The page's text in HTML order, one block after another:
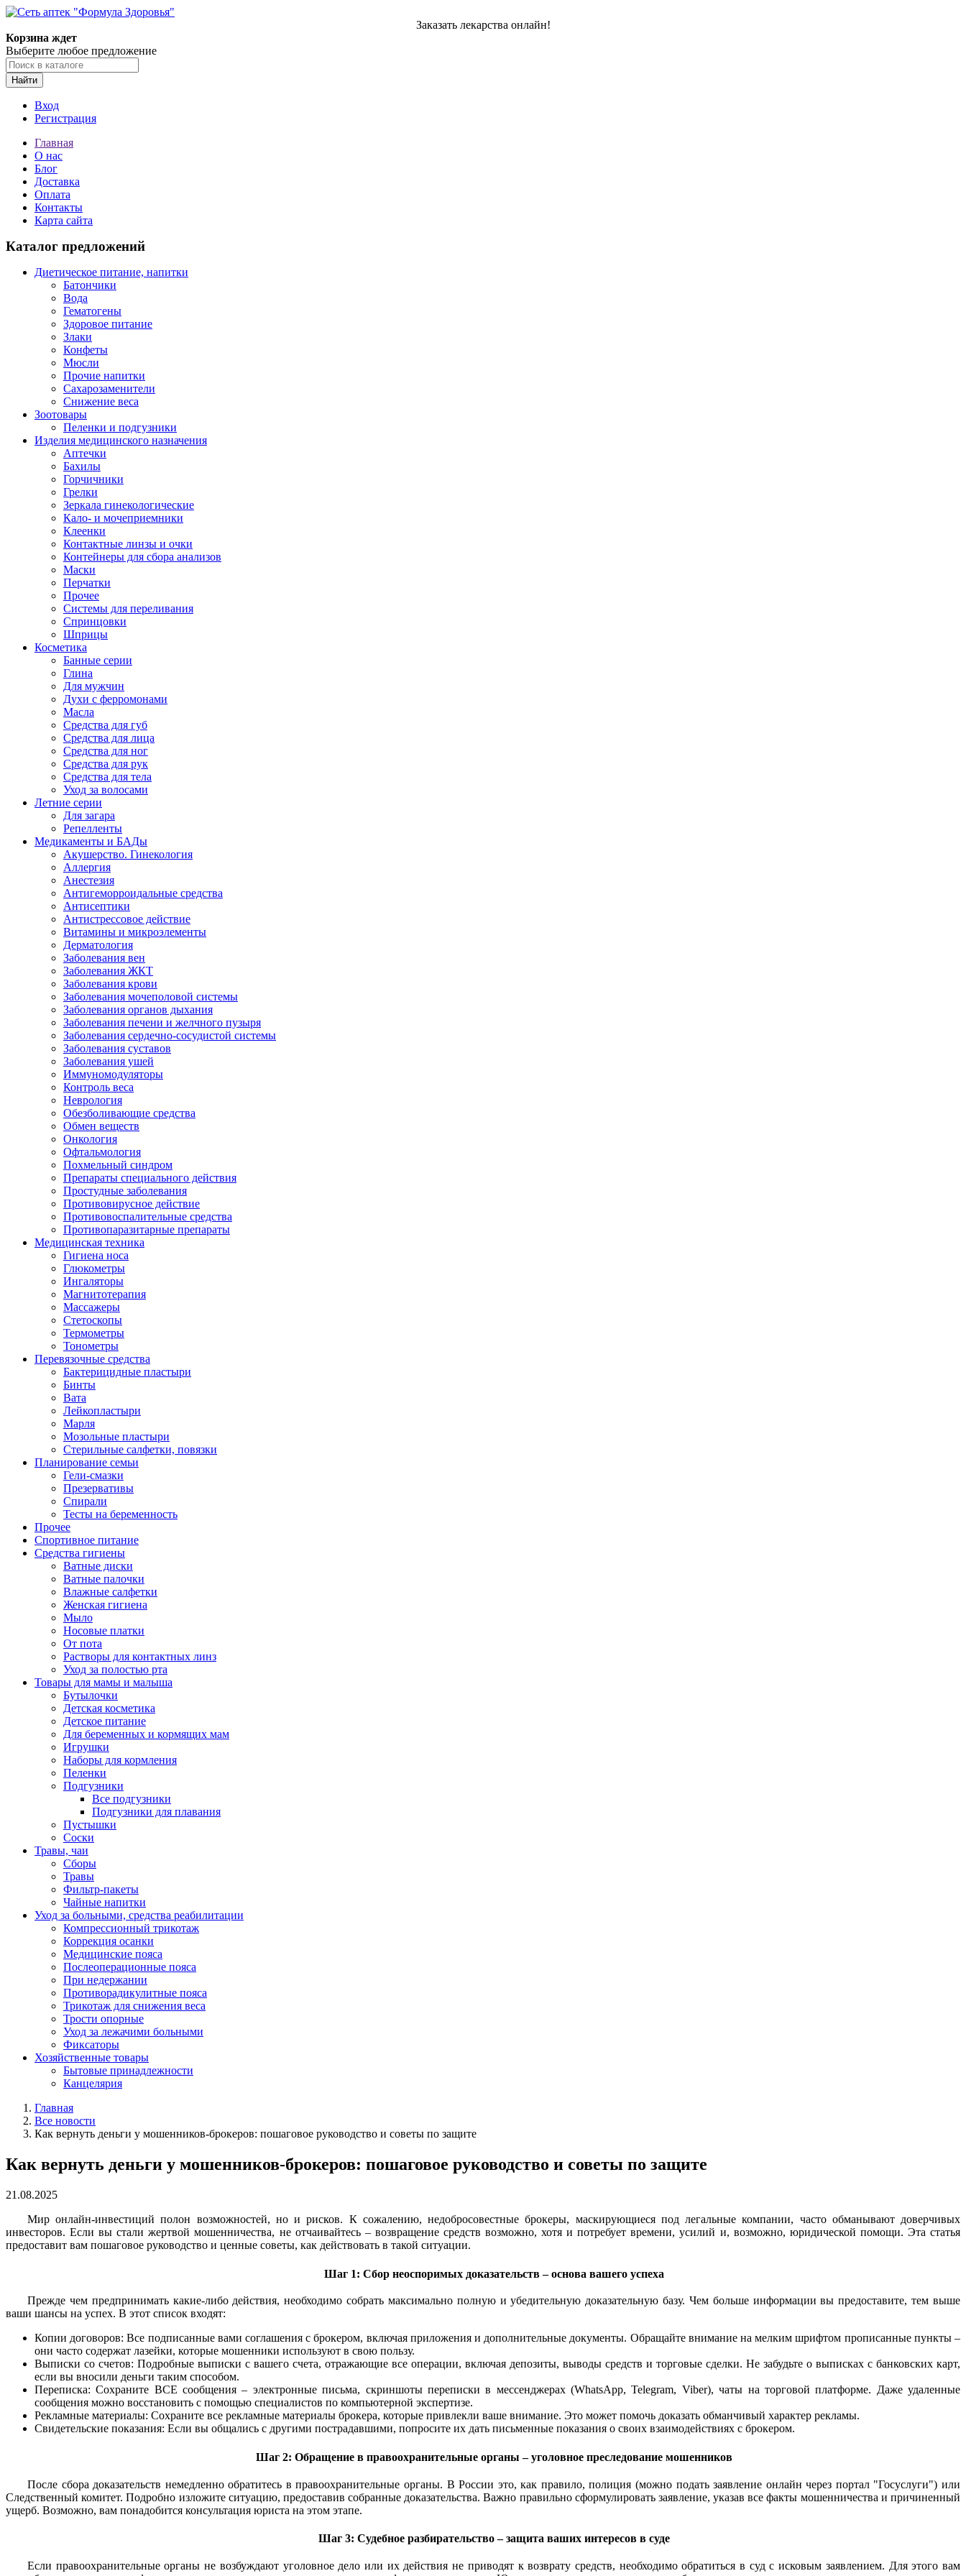
Заказать лекарства онлайн!
Корзина ждет
Выберите любое предложение
Найти
Вход
Регистрация
Главная
О нас
Блог
Доставка
Оплата
Контакты
Карта сайта
Каталог предложений
Диетическое питание, напитки
Батончики
Вода
Гематогены
Здоровое питание
Злаки
Конфеты
Мюсли
Прочие напитки
Сахарозаменители
Снижение веса
Зоотовары
Пеленки и подгузники
Изделия медицинского назначения
Аптечки
Бахилы
Горчичники
Грелки
Зеркала гинекологические
Кало- и мочеприемники
Клеенки
Контактные линзы и очки
Контейнеры для сбора анализов
Маски
Перчатки
Прочее
Системы для переливания
Спринцовки
Шприцы
Косметика
Банные серии
Глина
Для мужчин
Духи с ферромонами
Масла
Средства для губ
Средства для лица
Средства для ног
Средства для рук
Средства для тела
Уход за волосами
Летние серии
Для загара
Репелленты
Медикаменты и БАДы
Акушерство. Гинекология
Аллергия
Анестезия
Антигеморроидальные средства
Антисептики
Антистрессовое действие
Витамины и микроэлементы
Дерматология
Заболевания вен
Заболевания ЖКТ
Заболевания крови
Заболевания мочеполовой системы
Заболевания органов дыхания
Заболевания печени и желчного пузыря
Заболевания сердечно-сосудистой системы
Заболевания суставов
Заболевания ушей
Иммуномодуляторы
Контроль веса
Неврология
Обезболивающие средства
Обмен веществ
Онкология
Офтальмология
Похмельный синдром
Препараты специального действия
Простудные заболевания
Противовирусное действие
Противовоспалительные средства
Противопаразитарные препараты
Медицинская техника
Гигиена носа
Глюкометры
Ингаляторы
Магнитотерапия
Массажеры
Стетоскопы
Термометры
Тонометры
Перевязочные средства
Бактерицидные пластыри
Бинты
Вата
Лейкопластыри
Марля
Мозольные пластыри
Стерильные салфетки, повязки
Планирование семьи
Гели-смазки
Презервативы
Спирали
Тесты на беременность
Прочее
Спортивное питание
Средства гигиены
Ватные диски
Ватные палочки
Влажные салфетки
Женская гигиена
Мыло
Носовые платки
От пота
Растворы для контактных линз
Уход за полостью рта
Товары для мамы и малыша
Бутылочки
Детская косметика
Детское питание
Для беременных и кормящих мам
Игрушки
Наборы для кормления
Пеленки
Подгузники
Все подгузники
Подгузники для плавания
Пустышки
Соски
Травы, чаи
Сборы
Травы
Фильтр-пакеты
Чайные напитки
Уход за больными, средства реабилитации
Компрессионный трикотаж
Коррекция осанки
Медицинские пояса
Послеоперационные пояса
При недержании
Противорадикулитные пояса
Трикотаж для снижения веса
Трости опорные
Уход за лежачими больными
Фиксаторы
Хозяйственные товары
Бытовые принадлежности
Канцелярия
Главная
Все новости
Как вернуть деньги у мошенников-брокеров: пошаговое руководство и советы по защите
Как вернуть деньги у мошенников-брокеров: пошаговое руководство и советы по защите
21.08.2025
Мир онлайн-инвестиций полон возможностей, но и рисков. К сожалению, недобросовестные брокеры, маскирующиеся под легальные компании, часто обманывают доверчивых
инвесторов. Если вы стали жертвой мошенничества, не отчаивайтесь – возвращение средств возможно, хотя и потребует времени, усилий и, возможно, юридической помощи. Эта статья
предоставит вам пошаговое руководство и ценные советы, как действовать в такой ситуации.
Шаг 1: Сбор неоспоримых доказательств – основа вашего успеха
Прежде чем предпринимать какие-либо действия, необходимо собрать максимально полную и убедительную доказательную базу. Чем больше информации вы предоставите, тем выше
ваши шансы на успех. В этот список входят:
Копии договоров: Все подписанные вами соглашения с брокером, включая приложения и дополнительные документы. Обращайте внимание на мелким шрифтом прописанные пункты –
они часто содержат лазейки, которые мошенники используют в свою пользу.
Выписки со счетов: Подробные выписки с вашего счета, отражающие все операции, включая депозиты, выводы средств и торговые сделки. Не забудьте о выписках с банковских карт,
если вы вносили деньги таким способом.
Переписка: Сохраните ВСЕ сообщения – электронные письма, скриншоты переписки в мессенджерах (WhatsApp, Telegram, Viber), чаты на торговой платформе. Даже удаленные
сообщения можно восстановить с помощью специалистов по компьютерной экспертизе.
Рекламные материалы: Сохраните все рекламные материалы брокера, которые привлекли ваше внимание. Это может помочь доказать обманчивый характер рекламы.
Свидетельские показания: Если вы общались с другими пострадавшими, попросите их дать письменные показания о своих взаимодействиях с брокером.
Шаг 2: Обращение в правоохранительные органы – уголовное преследование мошенников
После сбора доказательств немедленно обратитесь в правоохранительные органы. В России это, как правило, полиция (можно подать заявление онлайн через портал "Госуслуги") или
Следственный комитет. Подробно изложите ситуацию, предоставив собранные доказательства. Важно правильно сформулировать заявление, указав все факты мошенничества и причиненный
ущерб. Возможно, вам понадобится консультация юриста на этом этапе.
Шаг 3: Судебное разбирательство – защита ваших интересов в суде
Если правоохранительные органы не возбуждают уголовное дело или их действия не приводят к возврату средств, необходимо обратиться в суд с исковым заявлением. Для этого вам